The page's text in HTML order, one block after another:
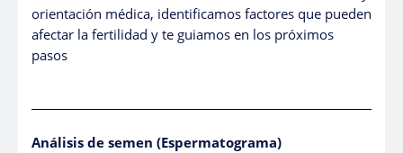
orientación médica, identificamos factores que pueden
afectar la fertilidad y te guiamos en los próximos
pasos
Análisis de semen (Espermatograma)